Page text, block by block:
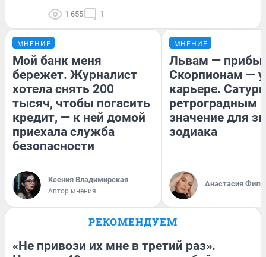
1 655 1
МНЕНИЕ
Мой банк меня
бережет. Журналист
хотела снять 200
тысяч, чтобы погасить
кредит, — к ней домой
приехала служба
безопасности
Ксения Владимирская
Автор мнения
МНЕНИЕ
Львам —
Скорпионам —
карьере.
ретроградным
значение для
зодиака
Анастасия
РЕКОМЕНДУЕМ
«Не привози их мне в третий раз».